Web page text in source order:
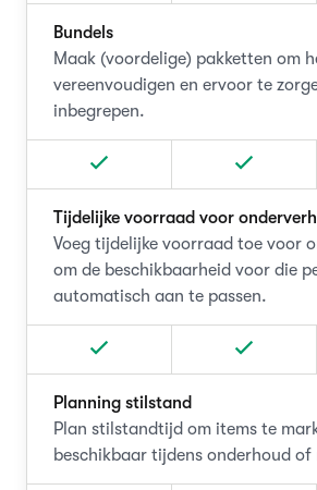
Bundels
Maak (voordelige) pakketten om
vereenvoudigen en ervoor te
inbegrepen.
Tijdelijke voorraad voor
Voeg tijdelijke voorraad toe voor
om de beschikbaarheid voor die
automatisch aan te passen.
Planning stilstand
Plan stilstandtijd om items te
beschikbaar tijdens onderhoud of